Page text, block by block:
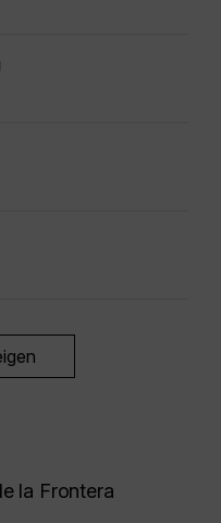
la Frontera